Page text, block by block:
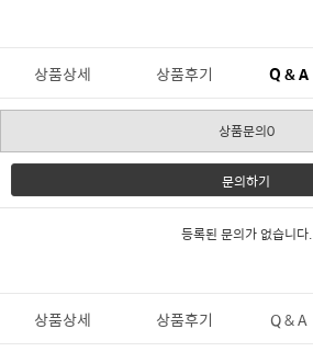
상품상세 상품후기 Q & A
상품문의0
문의하기
등록된 문의가 없습니다.
상품상세 상품후기 Q & A